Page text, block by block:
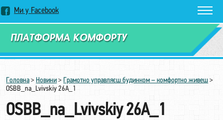
Ми у Facebook
Замовити дзвінок
Головна > Новини > Грамотно управляєш будинком – комфортно живеш >
OSBB_na_Lvivskiy 26A_1
OSBB_na_Lvivskiy 26A_1